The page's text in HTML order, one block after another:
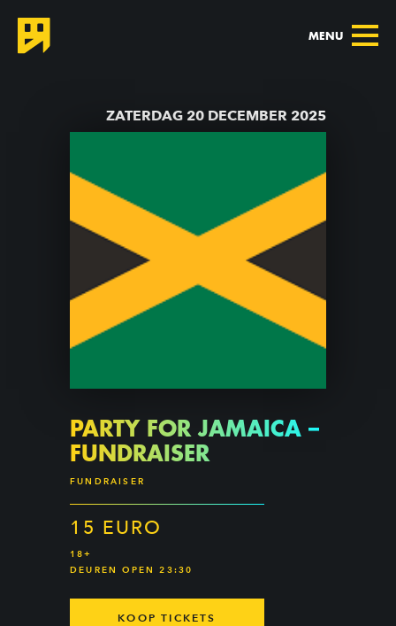
MENU
ZATERDAG 20 DECEMBER 2025
PARTY FOR JAMAICA –
FUNDRAISER
FUNDRAISER
15 EURO
18+
DEUREN OPEN 23:30
KOOP TICKETS